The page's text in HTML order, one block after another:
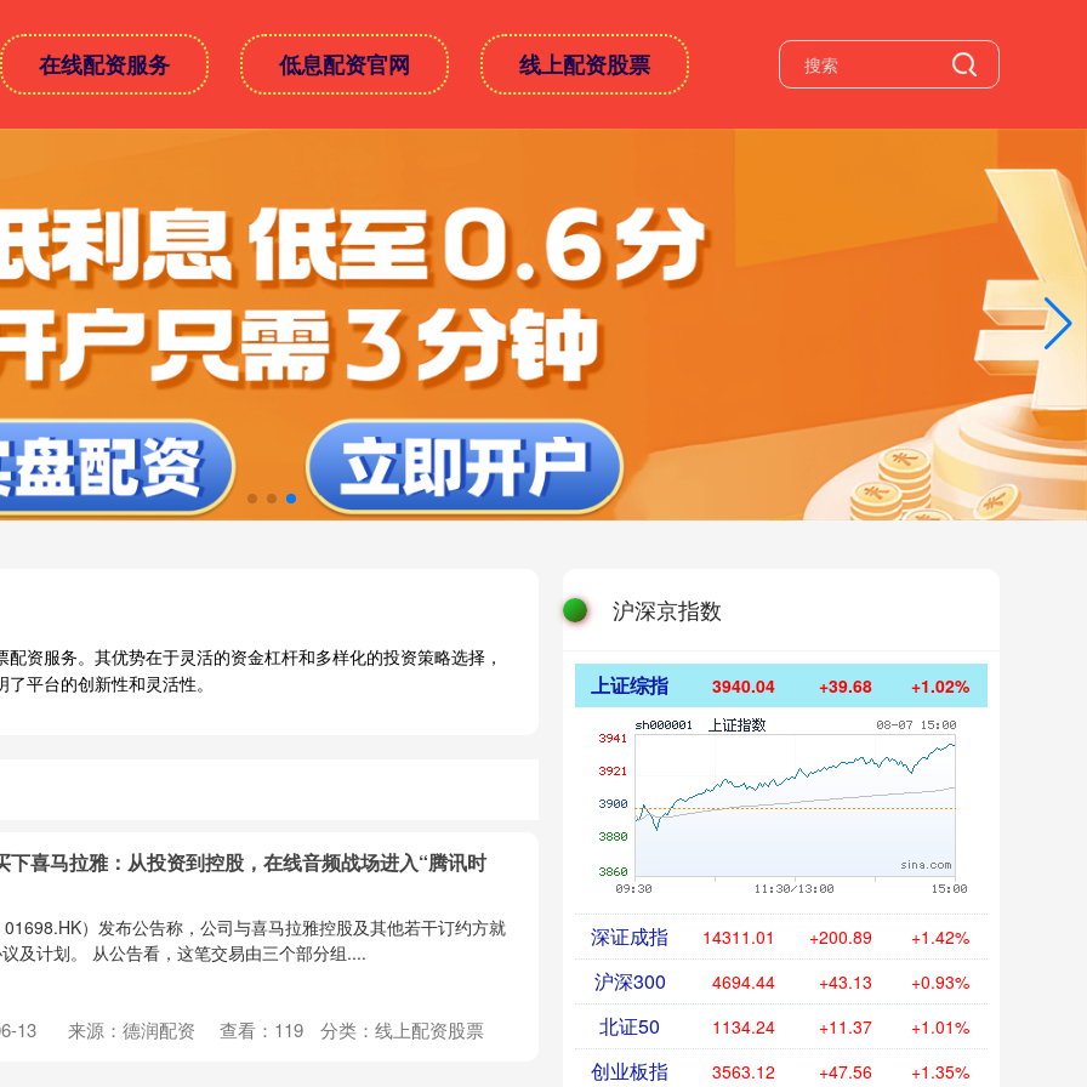
在线配资服务 低息配资官网 线上配资股票
资服务。其优势在于灵活的资金杠杆和多样化的投资策略选择，
平台的创新性和灵活性。
下喜马拉雅：从投资到控股，在线音频战场进入“腾讯时
）发布公告称，公司与喜马拉雅控股及其他若干订约方就
及计划。 从公告看，这笔交易由三个部分组....
13 来源：德润配资 查看： 119 分类： 线上配资股票
沪深京指数
上证综指 3940.04 +39.68 +1.02%
深证成指 14311.01 +200.89 +1.42%
沪深300 4694.44 +43.13 +0.93%
北证50 1134.24 +11.37 +1.01%
创业板指 3563.12 +47.56 +1.35%